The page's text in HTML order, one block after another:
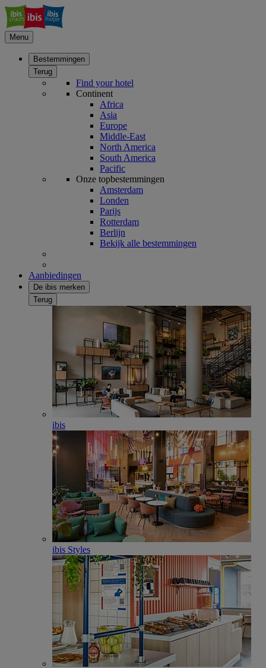
Menu
Bestemmingen
Terug
Find your hotel
Continent
Africa
Asia
Europe
Middle-East
North America
South America
Pacific
Onze topbestemmingen
Amsterdam
Londen
Parijs
Rotterdam
Berlijn
Bekijk alle bestemmingen
Aanbiedingen
De ibis merken
Terug
ibis
ibis Styles